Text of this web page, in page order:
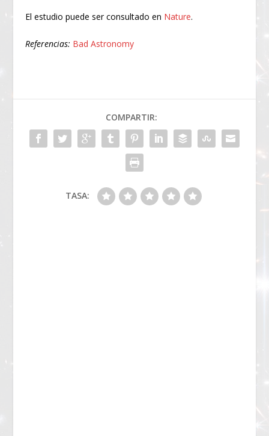
El estudio puede ser consultado en Nature.
Referencias: Bad Astronomy
COMPARTIR:
TASA: